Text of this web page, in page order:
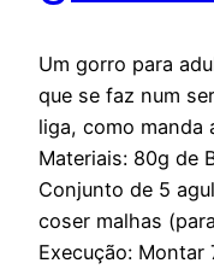
Um gorro para
que se faz num
liga, como manda
Materiais: 80g de
Conjunto de 5
coser malhas
Execução: